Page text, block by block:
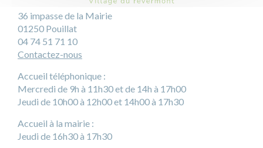
36 impasse de la Mairie
01250 Pouillat
04 74 51 71 10
Contactez-nous
Accueil téléphonique :
Mercredi de 9h à 11h30 et de 14h à 17h00
Jeudi de 10h00 à 12h00 et 14h00 à 17h30
Accueil à la mairie :
Jeudi de 16h30 à 17h30